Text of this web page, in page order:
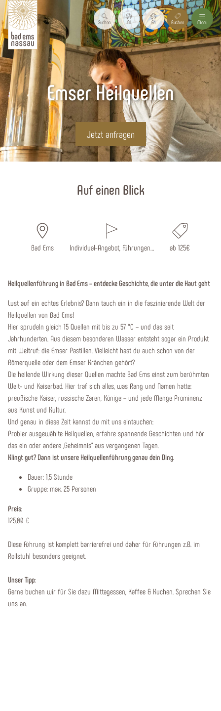
Suchen Nl En Buchen Menü
Emser Heilquellen
Jetzt anfragen
Auf einen Blick
Bad Ems Individual-Angebot, Führungen… ab 125€
Heilquellenführung in Bad Ems – entdecke Geschichte, die unter die Haut geht
Lust auf ein echtes Erlebnis? Dann tauch ein in die faszinierende Welt der
Heilquellen von Bad Ems!
Hier sprudeln gleich 15 Quellen mit bis zu 57 °C – und das seit
Jahrhunderten. Aus diesem besonderen Wasser entsteht sogar ein Produkt
mit Weltruf: die Emser Pastillen. Vielleicht hast du auch schon von der
Römerquelle oder dem Emser Kränchen gehört?
Die heilende Wirkung dieser Quellen machte Bad Ems einst zum berühmten
Welt- und Kaiserbad. Hier traf sich alles, was Rang und Namen hatte:
preußische Kaiser, russische Zaren, Könige – und jede Menge Prominenz
aus Kunst und Kultur.
Und genau in diese Zeit kannst du mit uns eintauchen:
Probier ausgewählte Heilquellen, erfahre spannende Geschichten und hör
das ein oder andere „Geheimnis“ aus vergangenen Tagen.
Klingt gut? Dann ist unsere Heilquellenführung genau dein Ding.
Dauer: 1,5 Stunde
Gruppe: max. 25 Personen
Preis:
125,00 €
Diese Führung ist komplett barrierefrei und daher für Führungen z.B. im
Rollstuhl besonders geeignet.
Unser Tipp:
Gerne buchen wir für Sie dazu Mittagessen, Kaffee & Kuchen. Sprechen Sie
uns an.